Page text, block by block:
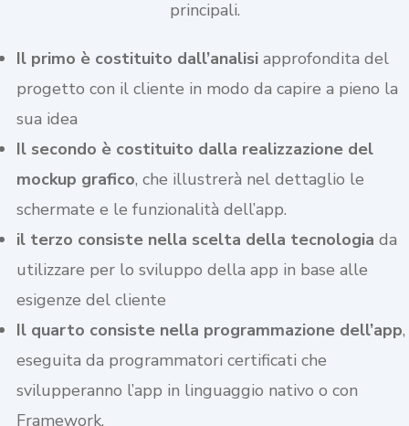
principali.
Il primo è costituito dall’analisi approfondita del
progetto con il cliente in modo da capire a pieno la
sua idea
Il secondo è costituito dalla realizzazione del
mockup grafico, che illustrerà nel dettaglio le
schermate e le funzionalità dell’app.
il terzo consiste nella scelta della tecnologia da
utilizzare per lo sviluppo della app in base alle
esigenze del cliente
Il quarto consiste nella programmazione dell’app,
eseguita da programmatori certificati che
svilupperanno l’app in linguaggio nativo o con
Framework.